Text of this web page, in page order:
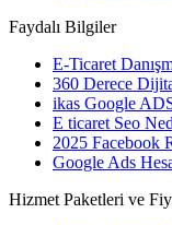
Faydalı Bilgiler
E-Ticaret
360 Derece
ikas Google
E ticaret Seo
2025 Facebook
Google Ads
Hizmet Paketleri ve